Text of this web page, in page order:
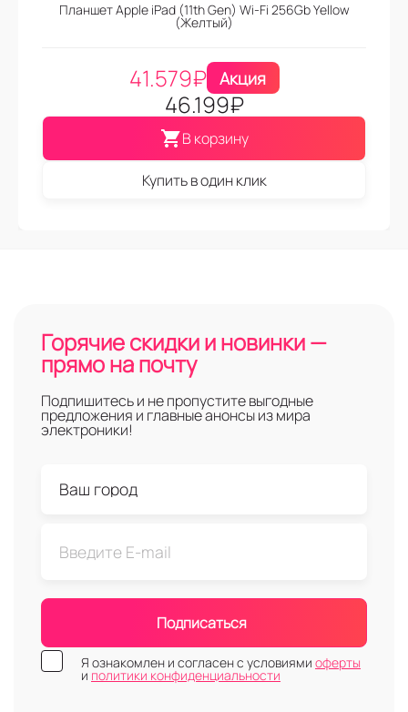
Планшет Apple iPad (11th Gen) Wi-Fi 256Gb Yellow
(Желтый)
41.579₽ Акция
46.199₽
В корзину
Купить в один клик
Горячие скидки и новинки —
прямо на почту
Подпишитесь и не пропустите выгодные
предложения и главные анонсы из мира
электроники!
Подписаться
Я ознакомлен и согласен с условиями оферты
и политики конфиденциальности